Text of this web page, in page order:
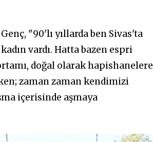
"90'lı yıllarda ben Sivas'ta
vardı. Hatta bazen espri
doğal olarak hapishanelere
zaman zaman kendimizi
içerisinde aşmaya